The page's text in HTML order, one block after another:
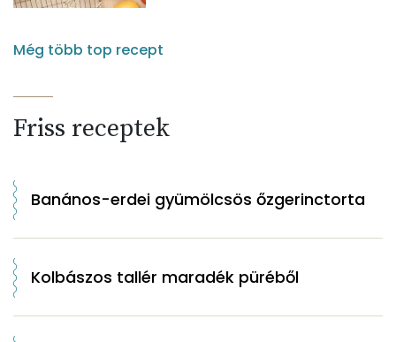
Még több top recept
Friss receptek
Banános-erdei gyümölcsös őzgerinctorta
Kolbászos tallér maradék püréből